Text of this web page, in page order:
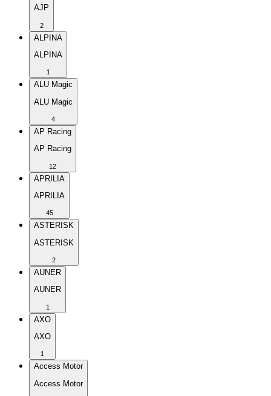
AJP
2
ALPINA
ALPINA
1
ALU Magic
ALU Magic
4
AP Racing
AP Racing
12
APRILIA
APRILIA
45
ASTERISK
ASTERISK
2
AUNER
AUNER
1
AXO
AXO
1
Access Motor
Access Motor